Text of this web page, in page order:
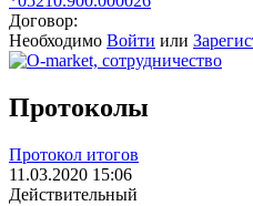
Договор:
Необходимо Войти или
Протоколы
Протокол итогов
11.03.2020 15:06
Действительный